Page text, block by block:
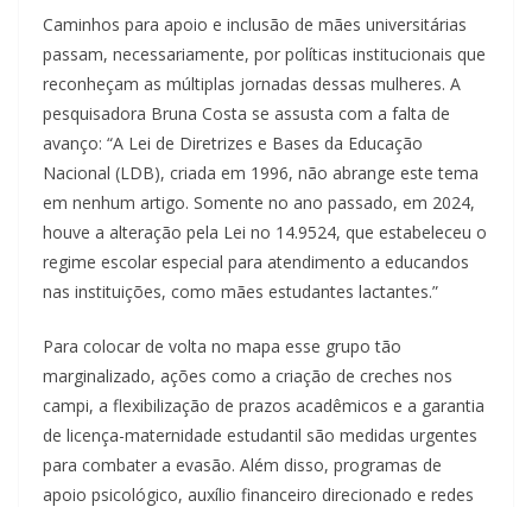
Caminhos para apoio e inclusão de mães universitárias
passam, necessariamente, por políticas institucionais que
reconheçam as múltiplas jornadas dessas mulheres. A
pesquisadora Bruna Costa se assusta com a falta de
avanço: “A Lei de Diretrizes e Bases da Educação
Nacional (LDB), criada em 1996, não abrange este tema
em nenhum artigo. Somente no ano passado, em 2024,
houve a alteração pela Lei no 14.9524, que estabeleceu o
regime escolar especial para atendimento a educandos
nas instituições, como mães estudantes lactantes.”
Para colocar de volta no mapa esse grupo tão
marginalizado, ações como a criação de creches nos
campi, a flexibilização de prazos acadêmicos e a garantia
de licença-maternidade estudantil são medidas urgentes
para combater a evasão. Além disso, programas de
apoio psicológico, auxílio financeiro direcionado e redes